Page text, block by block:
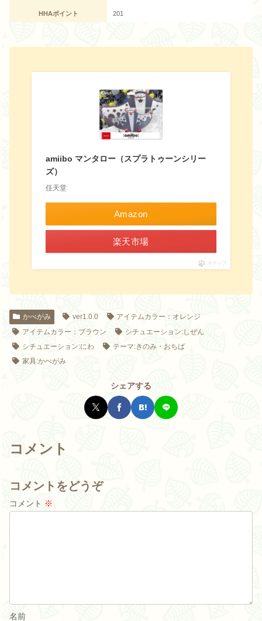
HHAポイント 201
amiibo マンタロー（スプラトゥーンシリー
ズ）
任天堂
Amazon
楽天市場
ポチップ
かべがみ ver1.0.0
アイテムカラー：オレンジ
アイテムカラー：ブラウン
シチュエーション:しぜん
シチュエーション:にわ
テーマ:きのみ・おちば
家具:かべがみ
シェアする
コメント
コメントをどうぞ
コメント ※
名前